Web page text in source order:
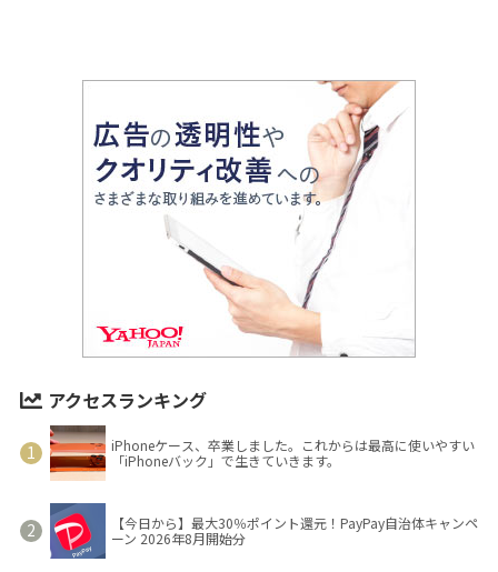
アクセスランキング
iPhoneケース、卒業しました。これからは最高に使いやすい
「iPhoneバック」で生きていきます。
【今日から】最大30％ポイント還元！PayPay自治体キャンペ
ーン 2026年8月開始分